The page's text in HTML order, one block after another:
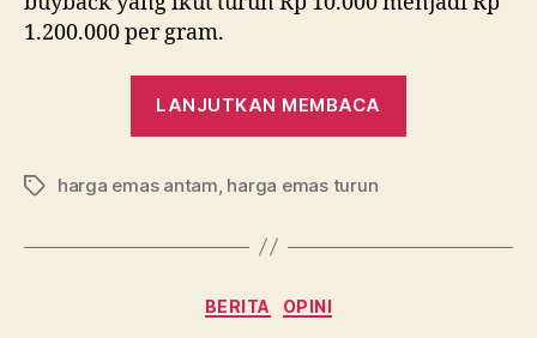
1.200.000 per gram.
LANJUTKAN MEMBACA
10.000,
Tag harga emas antam harga emas turun
Kategori
BERITA OPINI